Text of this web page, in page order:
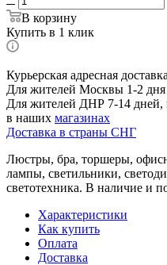
В корзину
Купить в 1 клик
Курьерская адресная
Для жителей Москвы 1-2 дня
Для жителей ДНР 7-14 дней,
в наших магазинах
Доставка в страны СНГ
Люстры, бра, торшеры,
лампы, светильники,
светотехника. В наличие и
Характеристики
Как купить
Оплата
Доставка